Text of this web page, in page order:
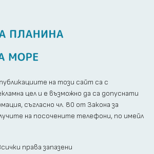
на този сайт са с
цел и е възможно да са допуснати
съгласно чл. 80 от Закона за
на посочените телефони, по имейл
права запазени